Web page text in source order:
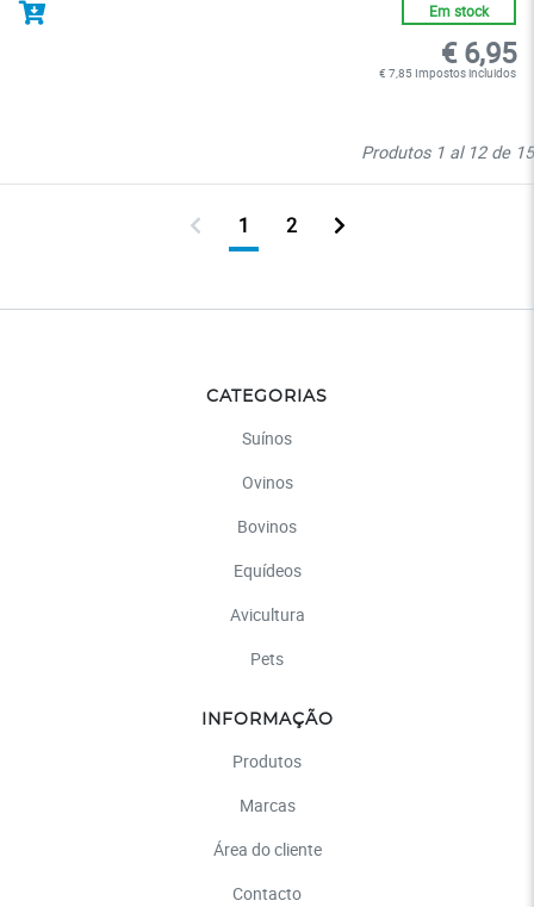
Em stock
€ 6,95
€ 7,85 Impostos incluidos
Produtos 1 al 12 de 15
1 2
CATEGORIAS
Suínos
Ovinos
Bovinos
Equídeos
Avicultura
Pets
INFORMAÇÃO
Produtos
Marcas
Área do cliente
Contacto